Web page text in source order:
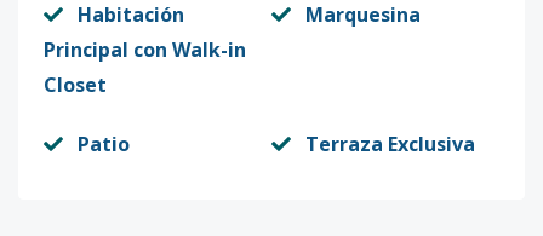
Habitación
Principal con Walk-in
Closet
Marquesina
Patio Terraza Exclusiva